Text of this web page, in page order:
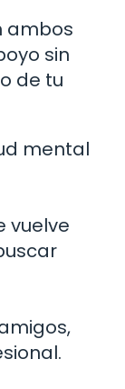
ambos
sin
de tu
mental
vuelve